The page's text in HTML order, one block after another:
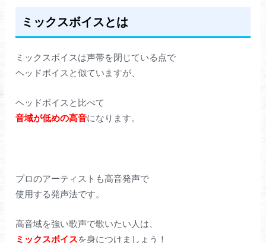
ミックスボイスとは
ミックスボイスは声帯を閉じている点で
ヘッドボイスと似ていますが、
ヘッドボイスと比べて
音域が低めの高音になります。
プロのアーティストも高音発声で
使用する発声法です。
高音域を強い歌声で歌いたい人は、
ミックスボイスを身につけましょう！